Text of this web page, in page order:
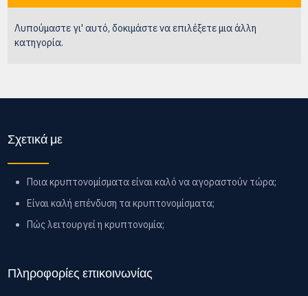
Λυπούμαστε γι' αυτό, δοκιμάστε να επιλέξετε μια άλλη
κατηγορία.
Σχετικά με
Ποια κρυπτονομίσματα είναι καλό να αγοραστούν τώρα;
Είναι καλή επένδυση τα κρυπτονομίσματα;
Πώς λειτουργεί η κρυπτονομία;
Πληροφορίες επικοινωνίας